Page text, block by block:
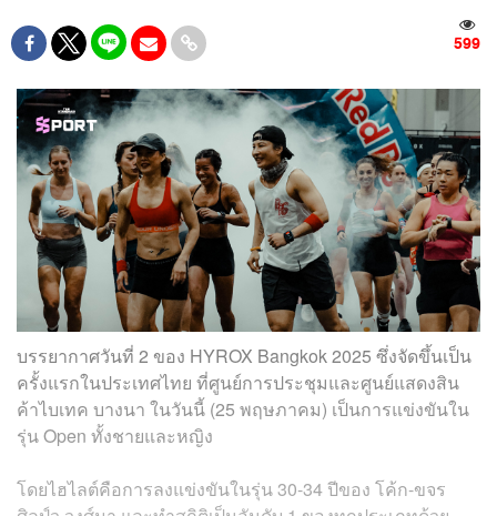
599
บรรยากาศวันที่ 2 ของ HYROX Bangkok 2025 ซึ่งจัดขึ้นเป็น
ครั้งแรกในประเทศไทย ที่ศูนย์การประชุมและศูนย์แสดงสิน
ค้าไบเทค บางนา ในวันนี้ (25 พฤษภาคม) เป็นการแข่งขันใน
รุ่น Open ทั้งชายและหญิง
โดยไฮไลต์คือการลงแข่งขันในรุ่น 30-34 ปีของ โค้ก-ขจร